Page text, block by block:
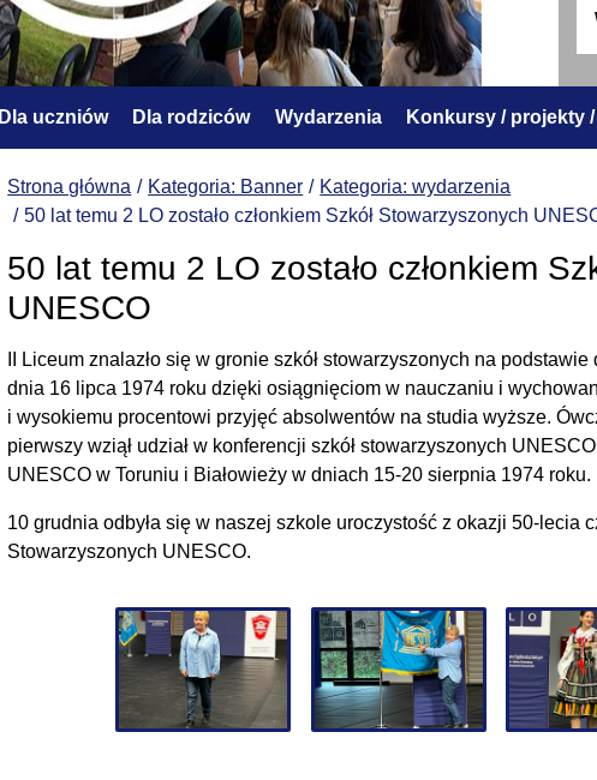
Dla uczniów Dla rodziców Wydarzenia Konkursy / projekty
Strona główna Kategoria: Banner
Kategoria: wydarzenia
50 lat temu 2 LO zostało członkiem Szkół Stowarzyszonych
50 lat temu 2 LO zostało członkiem
UNESCO
II Liceum znalazło się w gronie szkół stowarzyszonych na
dnia 16 lipca 1974 roku dzięki osiągnięciom w nauczaniu i
i wysokiemu procentowi przyjęć absolwentów na studia wyższe.
pierwszy wziął udział w konferencji szkół stowarzyszonych
UNESCO w Toruniu i Białowieży w dniach 15-20 sierpnia 1974 roku.
10 grudnia odbyła się w naszej szkole uroczystość z okazji 50-lecia
Stowarzyszonych UNESCO.